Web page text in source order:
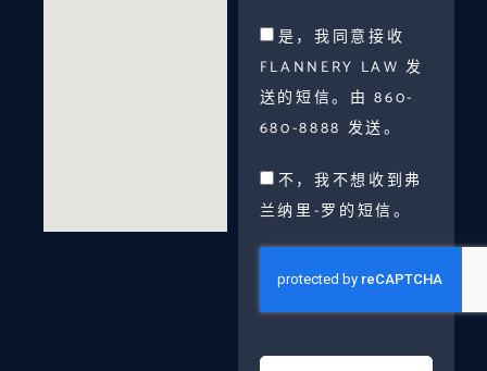
是，我同意接收
FLANNERY LAW 发
送的短信。由 860-
680-8888 发送。
不，我不想收到弗
兰纳里-罗的短信。